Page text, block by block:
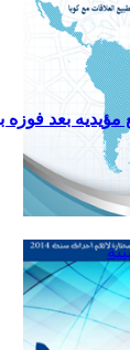
لسنة
مؤيديه بعد فوزه